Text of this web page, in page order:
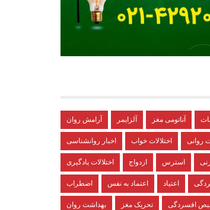
آرامش روان آلزایمر آناتومی مغز
اخبار روانشناسی اختلالات خواب روانی
اختلالات یادگیری ازدواج استرس
اضطراب اعتماد به نفس اعتیاد
بهداشت روان تحریک مغز افسردگی